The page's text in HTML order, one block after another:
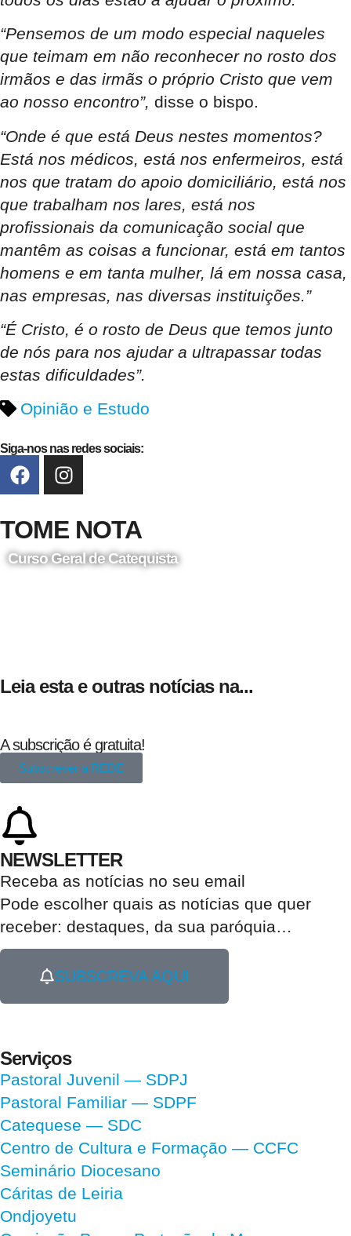
“Pensemos de um modo especial naqueles
que teimam em não reconhecer no rosto dos
irmãos e das irmãs o próprio Cristo que vem
ao nosso encontro”, disse o bispo.
“Onde é que está Deus nestes momentos?
Está nos médicos, está nos enfermeiros, está
nos que tratam do apoio domiciliário, está nos
que trabalham nos lares, está nos
profissionais da comunicação social que
mantêm as coisas a funcionar, está em tantos
homens e em tanta mulher, lá em nossa casa,
nas empresas, nas diversas instituições.”
“É Cristo, é o rosto de Deus que temos junto
de nós para nos ajudar a ultrapassar todas
estas dificuldades”.
Opinião e Estudo
Siga-nos nas redes sociais:
TOME NOTA
Curso Geral de Catequista
Leia esta e outras notícias na...
A subscrição é gratuita!
Subscrever a REDE
NEWSLETTER
Receba as notícias no seu email​
Pode escolher quais as notícias que quer
receber: destaques, da sua paróquia…
SUBSCREVA AQUI
Serviços
Pastoral Juvenil — SDPJ
Pastoral Familiar — SDPF
Catequese — SDC
Centro de Cultura e Formação — CCFC
Seminário Diocesano
Cáritas de Leiria
Ondjoyetu